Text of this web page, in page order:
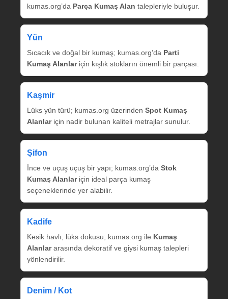
kumas.org’da Parça Kumaş Alan talepleriyle buluşur.
Yün
Sıcacık ve doğal bir kumaş; kumas.org’da Parti
Kumaş Alanlariçin kışlık stokların önemli bir parçası.
Kaşmir
Lüks yün türü; kumas.org üzerinden Spot Kumaş
Alanlariçin nadir bulunan kaliteli metrajlar sunulur.
Şifon
İnce ve uçuş uçuş bir yapı; kumas.org’da Stok
Kumaş Alanlariçin ideal parça kumaş
seçeneklerinde yer alabilir.
Kadife
Kesik havlı, lüks dokusu; kumas.org ile Kumaş
Alanlararasında dekoratif ve giysi kumaş talepleri
yönlendirilir.
Denim / Kot